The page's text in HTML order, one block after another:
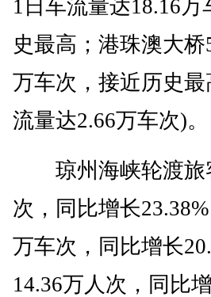
1日车流量达18.16
史最高；港珠澳大
万车次，接近历史
流量达2.66万车次)。
琼州海峡轮渡旅
次，同比增长
万车次，同比增长
14.36万人次，同比